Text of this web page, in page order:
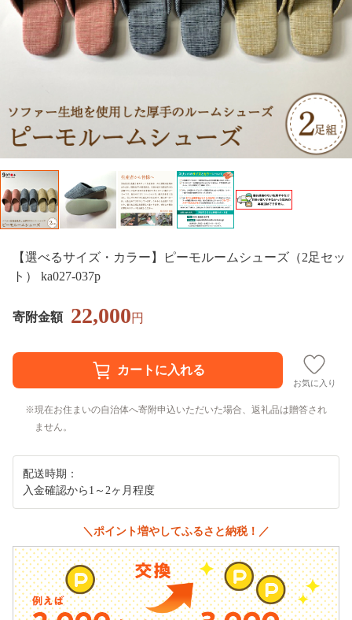
【選べるサイズ・カラー】ピーモルームシューズ（2足セッ
ト） ka027-037p
寄附金額 22,000円
お気に入り
現在お住まいの自治体へ寄附申込いただいた場合、返礼品は贈答され
ません。
配送時期：
入金確認から1～2ヶ月程度
＼ポイント増やしてふるさと納税！／